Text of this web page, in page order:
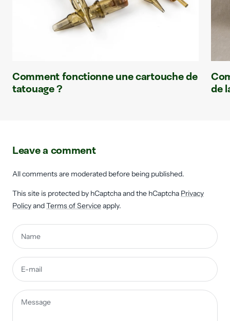
Comment fonctionne une cartouche de
tatouage ?
de
Leave a comment
All comments are moderated before being published.
This site is protected by hCaptcha and the hCaptcha Privacy
PolicyandTerms of Serviceapply.
Name
E-mail
Message